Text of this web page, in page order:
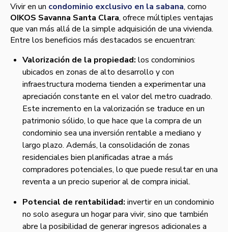
Vivir en un condominio exclusivo en la sabana, como
OIKOS Savanna Santa Clara, ofrece múltiples ventajas
que van más allá de la simple adquisición de una vivienda.
Entre los beneficios más destacados se encuentran:
Valorización de la propiedad: los condominios
ubicados en zonas de alto desarrollo y con
infraestructura moderna tienden a experimentar una
apreciación constante en el valor del metro cuadrado.
Este incremento en la valorización se traduce en un
patrimonio sólido, lo que hace que la compra de un
condominio sea una inversión rentable a mediano y
largo plazo. Además, la consolidación de zonas
residenciales bien planificadas atrae a más
compradores potenciales, lo que puede resultar en una
reventa a un precio superior al de compra inicial.
Potencial de rentabilidad: invertir en un condominio
no solo asegura un hogar para vivir, sino que también
abre la posibilidad de generar ingresos adicionales a